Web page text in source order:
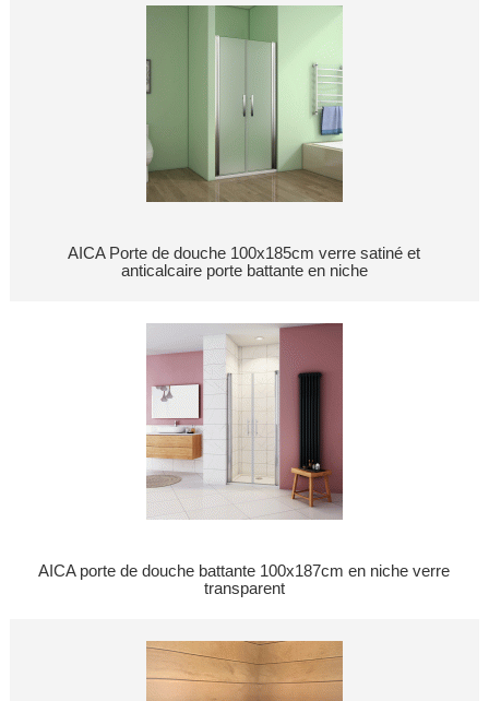
AICA Porte de douche 100x185cm verre satiné et
anticalcaire porte battante en niche
AICA porte de douche battante 100x187cm en niche verre
transparent